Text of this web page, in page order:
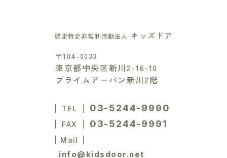
認定特定非営利活動法人 キッズドア
〒104-0033
東京都中央区新川2-16-10
プライムアーバン新川2階
TEL 03-5244-9990
FAX 03-5244-9991
Mail
info@kidsdoor.net